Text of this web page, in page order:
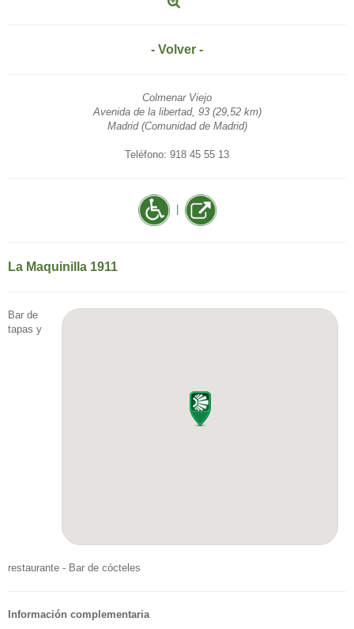
- Volver -
Colmenar Viejo
Avenida de la libertad, 93 (29,52 km)
Madrid (Comunidad de Madrid)
Teléfono: 918 45 55 13
|
La Maquinilla 1911
Bar de
tapas y
restaurante - Bar de cócteles
Información complementaria